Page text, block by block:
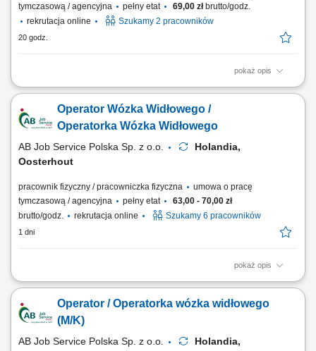
tymczasową / agencyjna
pełny etat 69,00 złbrutto/godz.
rekrutacja online
Szukamy 2 pracowników
20 godz.
pokaż opis
Opis stanowiska obsługa wózków widłowych typu reachtruck oraz
magazynu i chłodni, rozmieszczanie towarów na regałach wysokiego
składowania, załadunek i rozładunek pojazdów dostawczych,
Operator Wózka Widłowego /
Operatorka Wózka Widłowego
AB Job Service Polska Sp. z o.o.
Holandia,
Oosterhout
pracownik fizyczny / pracowniczka fizyczna
umowa o pracę
tymczasową / agencyjna
pełny etat
63,00 - 70,00 zł
brutto/godz.
rekrutacja online Szukamy 6 pracowników
1 dni
pokaż opis
Zadania: Prowadzenie wózka widłowego z widłami podwójnymi i
8 metrów; Przewożenie ładunków do strefy wywozu bez ryzyka ich
uszkodzenia; Pomoc przy standardowych pracach na hali; Warunki
Operator / Operatorka wózka widłowego
(M/K)
AB Job Service Polska Sp. z o.o.
Holandia,